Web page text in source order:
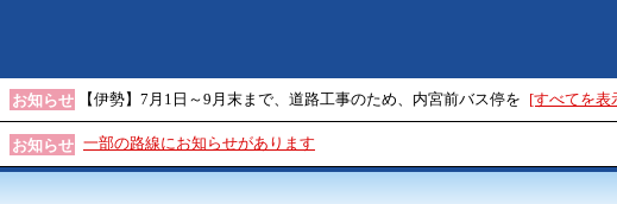
お知らせ 【伊勢】7月1日～9月末まで、道路工事のため、内宮前バス停を [すべてを表
お知らせ 一部の路線にお知らせがあります